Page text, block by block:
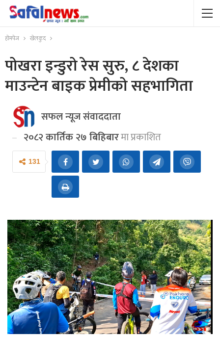
होमपेज खेलकुद
पोखरा इन्डुरो रेस सुरु, ८ देशका
माउन्टेन बाइक प्रेमीको सहभागिता
सफल न्यूज संवाददाता
२०८२ कार्तिक २७ बिहिबारमा प्रकाशित
131